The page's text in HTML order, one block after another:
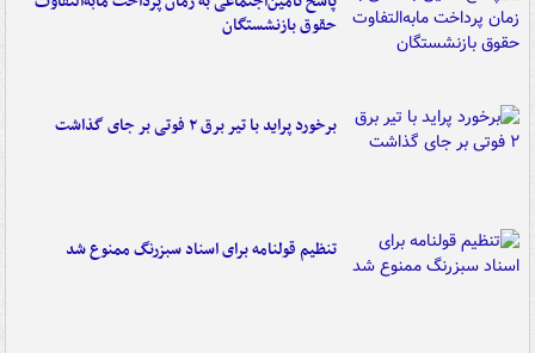
حقوق بازنشستگان
برخورد پراید با تیر برق ۲ فوتی بر جای گذاشت
تنظیم قولنامه برای اسناد سبزرنگ ممنوع شد